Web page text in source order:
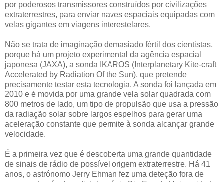
por poderosos transmissores construídos por civilizações
extraterrestres, para enviar naves espaciais equipadas com
velas gigantes em viagens interestelares.
Não se trata de imaginação demasiado fértil dos cientistas,
porque há um projeto experimental da agência espacial
japonesa (JAXA), a sonda IKAROS (Interplanetary Kite-craft
Accelerated by Radiation Of the Sun), que pretende
precisamente testar esta tecnologia. A sonda foi lançada em
2010 e é movida por uma grande vela solar quadrada com
800 metros de lado, um tipo de propulsão que usa a pressão
da radiação solar sobre largos espelhos para gerar uma
aceleração constante que permite à sonda alcançar grande
velocidade.
É a primeira vez que é descoberta uma grande quantidade
de sinais de rádio de possível origem extraterrestre. Há 41
anos, o astrónomo Jerry Ehman fez uma deteção fora de